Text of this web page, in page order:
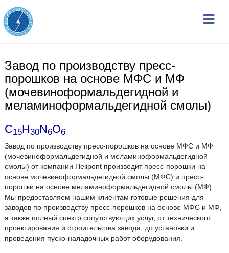
Завод по производству пресс-
порошков на основе МФС и МФ
(мочевиноформальдегидной и
меламиноформальдегидной смолы)
C15H30N6O6
Завод по производству пресс-порошков на основе МФС и МФ
(мочевиноформальдегидной и меламиноформальдегидной
смолы) от компании Helipont производит пресс-порошки на
основе мочевиноформальдегидной смолы (МФС) и пресс-
порошки на основе меламиноформальдегидной смолы (МФ).
Мы предоставляем нашим клиентам готовые решения для
заводов по производству пресс-порошков на основе МФС и МФ,
а также полный спектр сопутствующих услуг, от технического
проектирования и строительства завода, до установки и
проведения пуско-наладочных работ оборудования.